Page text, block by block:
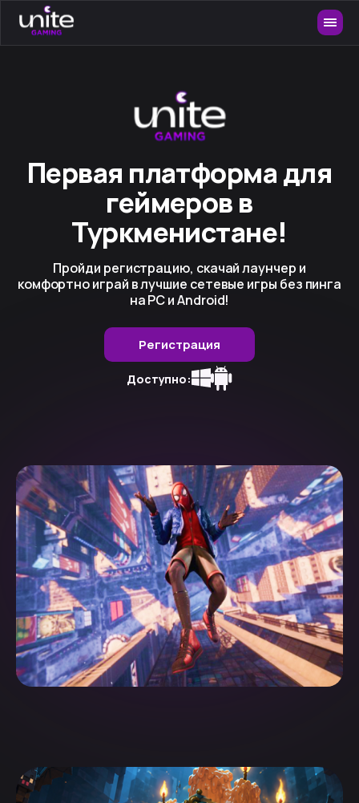
Первая платформа для
геймеров в
Туркменистане!
Пройди регистрацию, скачай лаунчер и
комфортно играй в лучшие сетевые игры без пинга
на PC и Android!
Регистрация
Доступно: